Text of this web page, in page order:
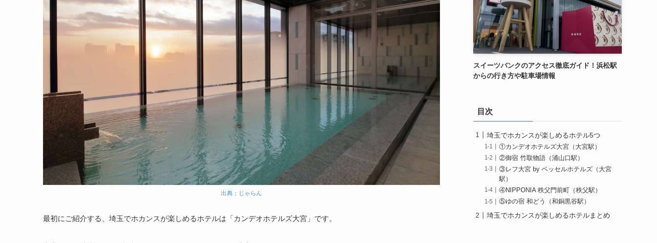
出典：じゃらん
最初にご紹介する、埼玉でホカンスが楽しめるホテルは「カンデオホテルズ大宮」です。
スイーツバンクのアクセス徹底ガイド！浜松駅
からの行き方や駐車場情報
目次
埼玉でホカンスが楽しめるホテル5つ
①カンデオホテルズ大宮（大宮駅）
②御宿 竹取物語（浦山口駅）
③レフ大宮 by ベッセルホテルズ（大宮
駅）
④NIPPONIA 秩父門前町（秩父駅）
⑤ゆの宿 和どう（和銅黒谷駅）
埼玉でホカンスが楽しめるホテルまとめ